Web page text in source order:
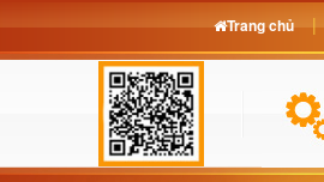
Trang chủ